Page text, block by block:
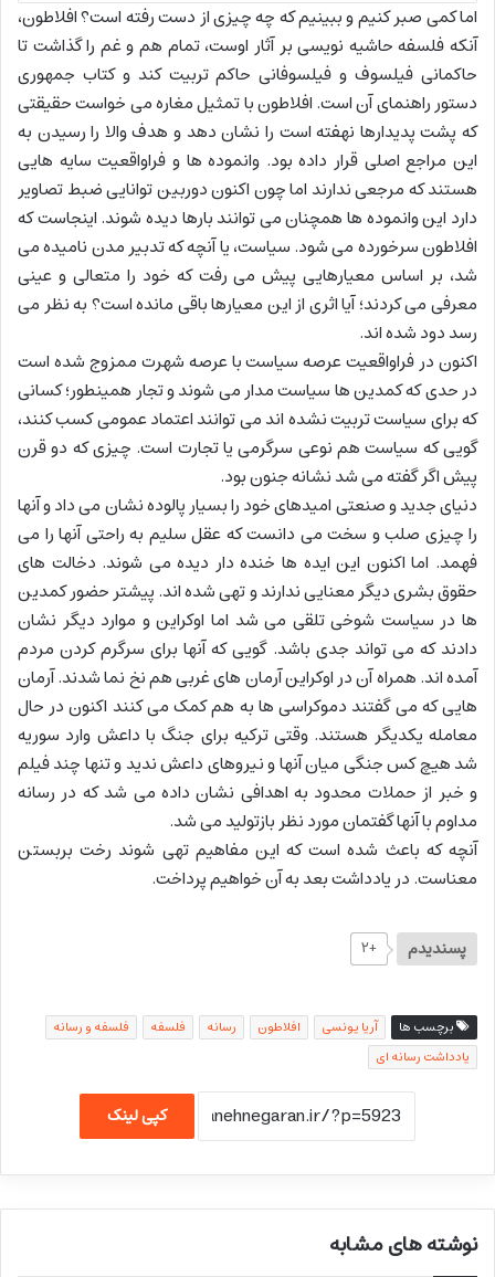
اما کمی صبر کنیم و ببینیم که چه چیزی از دست رفته است؟ افلاطون،
آنکه فلسفه حاشیه نویسی بر آثار اوست، تمام هم و غم را گذاشت تا
حاکمانی فیلسوف و فیلسوفانی حاکم تربیت کند و کتاب جمهوری
دستور راهنمای آن است. افلاطون با تمثیل مغاره می خواست حقیقتی
که پشت پدیدارها نهفته است را نشان دهد و هدف والا را رسیدن به
این مراجع اصلی قرار داده بود. وانموده ها و فراواقعیت سایه هایی
هستند که مرجعی ندارند اما چون اکنون دوربین توانایی ضبط تصاویر
دارد این وانموده ها همچنان می توانند بارها دیده شوند. اینجاست که
افلاطون سرخورده می شود. سیاست، یا آنچه که تدبیر مدن نامیده می
شد، بر اساس معیارهایی پیش می رفت که خود را متعالی و عینی
معرفی می کردند؛ آیا اثری از این معیارها باقی مانده است؟ به نظر می
رسد دود شده اند.
اکنون در فراواقعیت عرصه سیاست با عرصه شهرت ممزوج شده است
در حدی که کمدین ها سیاست مدار می شوند و تجار همینطور؛ کسانی
که برای سیاست تربیت نشده اند می توانند اعتماد عمومی کسب کنند،
گویی که سیاست هم نوعی سرگرمی یا تجارت است. چیزی که دو قرن
پیش اگر گفته می شد نشانه جنون بود.
دنیای جدید و صنعتی امیدهای خود را بسیار پالوده نشان می داد و آنها
را چیزی صلب و سخت می دانست که عقل سلیم به راحتی آنها را می
فهمد. اما اکنون این ایده ها خنده دار دیده می شوند. دخالت های
حقوق بشری دیگر معنایی ندارند و تهی شده اند. پیشتر حضور کمدین
ها در سیاست شوخی تلقی می شد اما اوکراین و موارد دیگر نشان
دادند که می تواند جدی باشد. گویی که آنها برای سرگرم کردن مردم
آمده اند. همراه آن در اوکراین آرمان های غربی هم نخ نما شدند. آرمان
هایی که می گفتند دموکراسی ها به هم کمک می کنند اکنون در حال
معامله یکدیگر هستند. وقتی ترکیه برای جنگ با داعش وارد سوریه
شد هیچ کس جنگی میان آنها و نیروهای داعش ندید و تنها چند فیلم
و خبر از حملات محدود به اهدافی نشان داده می شد که در رسانه
مداوم با آنها گفتمان مورد نظر بازتولید می شد.
آنچه که باعث شده است که این مفاهیم تهی شوند رخت بربستن
معناست. در یادداشت بعد به آن خواهیم پرداخت.
پسندیدم +۲
برچسب ها آریا یونسی افلاطون رسانه فلسفه
فلسفه و رسانه
یادداشت رسانه ای
کپی لینک
نوشته های مشابه